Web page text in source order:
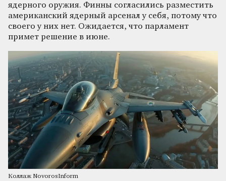
ядерного оружия. Финны согласились разместить
американский ядерный арсенал у себя, потому что
своего у них нет. Ожидается, что парламент
примет решение в июне.
Коллаж NovorosInform